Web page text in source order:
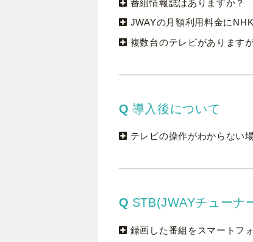
番組情報誌はありますか？
JWAYの月額利用料金に
複数台のテレビがあります
導入後について
テレビの操作がわからない
STB(JWAYチューナ
録画した番組をスマートフ